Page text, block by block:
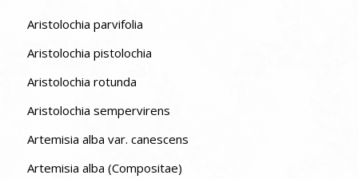
Aristolochia parvifolia
Aristolochia pistolochia
Aristolochia rotunda
Aristolochia sempervirens
Artemisia alba var. canescens
Artemisia alba (Compositae)